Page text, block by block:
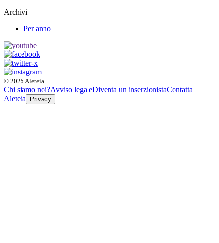
Archivi
Per anno
© 2025 Aleteia
Chi siamo noi?Avviso legaleDiventa un inserzionistaContatta
Aleteia
Privacy